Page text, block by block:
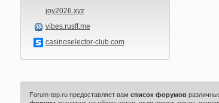
joy2026.xyz
vibes.rusff.me
casinoselector-club.com
Forum-top.ru предоставляет вамсписок форумов